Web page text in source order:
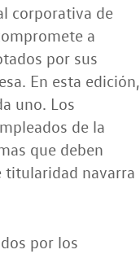
corporativa de
a
por sus
En esta edición,
uno. Los
de la
que deben
titularidad navarra
por los